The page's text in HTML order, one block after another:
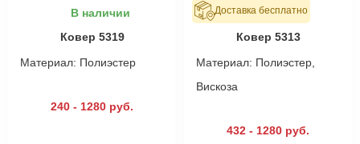
В наличии
Ковер 5319
Материал: Полиэстер
240 - 1280 руб.
Доставка бесплатно
В наличии
Ковер 5313
Материал: Полиэстер,
Вискоза
432 - 1280 руб.